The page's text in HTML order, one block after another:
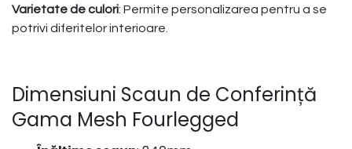
Varietate de culori: Permite personalizarea pentru a se
potrivi diferitelor interioare.
Dimensiuni Scaun de Conferință
Gama Mesh Fourlegged